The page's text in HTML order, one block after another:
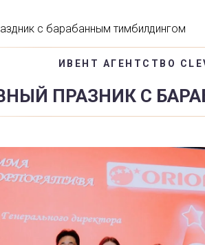
с барабанным тимбилдингом
ИВЕНТ АГЕНТСТВО
ПРАЗНИК С